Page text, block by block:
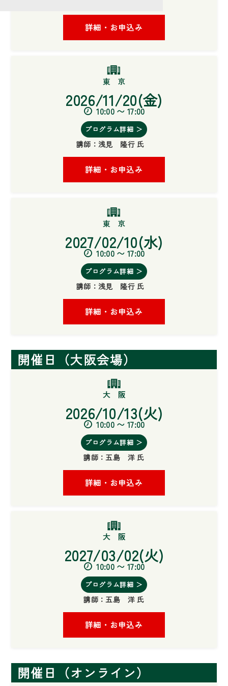
詳細・お申込み
2026/11/20(金)
10:00 〜 17:00
プログラム詳細 ＞
講師： 浅見 隆行 氏
詳細・お申込み
2027/02/10(水)
10:00 〜 17:00
プログラム詳細 ＞
講師： 浅見 隆行 氏
詳細・お申込み
開催日（大阪会場）
2026/10/13(火)
10:00 〜 17:00
プログラム詳細 ＞
講師：五島 洋 氏
詳細・お申込み
2027/03/02(火)
10:00 〜 17:00
プログラム詳細 ＞
講師：五島 洋 氏
詳細・お申込み
開催日（オンライン）